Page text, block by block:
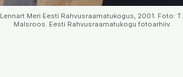
Lennart Meri Eesti Rahvusraamatukogus, 2001. Foto: T.
Malsroos. Eesti Rahvusraamatukogu fotoarhiiv